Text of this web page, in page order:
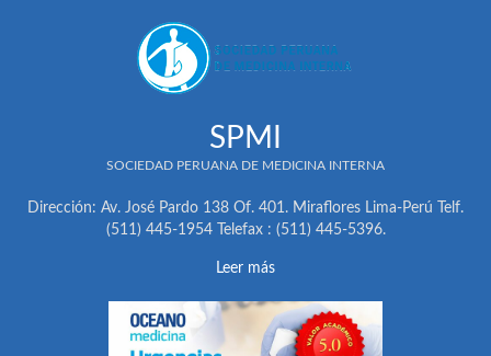
SPMI
SOCIEDAD PERUANA DE MEDICINA INTERNA
Dirección: Av. José Pardo 138 Of. 401. Miraflores Lima-Perú Telf.
(511) 445-1954 Telefax : (511) 445-5396.
Leer más